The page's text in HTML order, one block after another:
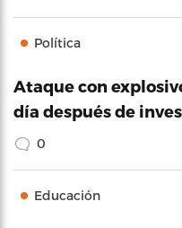
Política
Ataque con
día después de
0
Educación